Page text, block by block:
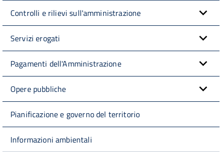
Controlli e rilievi sull'amministrazione
Servizi erogati
Pagamenti dell'Amministrazione
Opere pubbliche
Pianificazione e governo del territorio
Informazioni ambientali